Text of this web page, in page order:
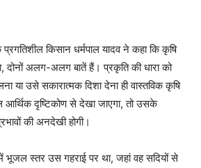
किसान धर्मपाल यादव ने कहा कि कृषि
अलग-अलग बातें हैं। प्रकृति की धारा को
उसे सकारात्मक दिशा देना ही वास्तविक कृषि
आर्थिक दृष्टिकोण से देखा जाएगा, तो उसके
की अनदेखी होगी।
भूजल स्तर उस गहराई पर था, जहां वह सदियों से